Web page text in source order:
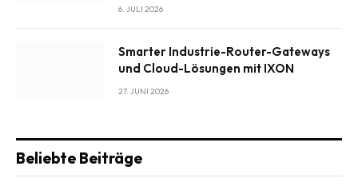
6. JULI 2026
Smarter Industrie-Router-Gateways
und Cloud-Lösungen mit IXON
27. JUNI 2026
Beliebte Beiträge